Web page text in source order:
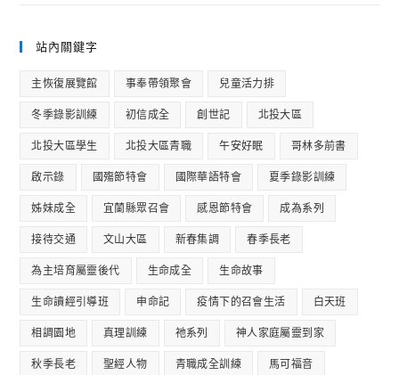
站內關鍵字
主恢復展覽館 事奉帶領聚會 兒童活力排
冬季錄影訓練 初信成全 創世記 北投大區
北投大區學生 北投大區青職 午安好眠 哥林多前書
啟示錄 國殤節特會 國際華語特會 夏季錄影訓練
姊妹成全 宜蘭縣眾召會 感恩節特會 成為系列
接待交通 文山大區 新春集調 春季長老
為主培育屬靈後代 生命成全 生命故事
生命讀經引導班 申命記 疫情下的召會生活 白天班
相調園地 真理訓練 祂系列 神人家庭屬靈到家
秋季長老 聖經人物 青職成全訓練 馬可福音